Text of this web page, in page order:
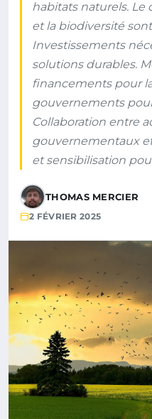
habitats naturels.
et la biodiversité
Investissements
solutions durables.
financements pour
gouvernements
Collaboration entre
gouvernementaux
et sensibilisation
THOMAS MERCIER
2 FÉVRIER 2025